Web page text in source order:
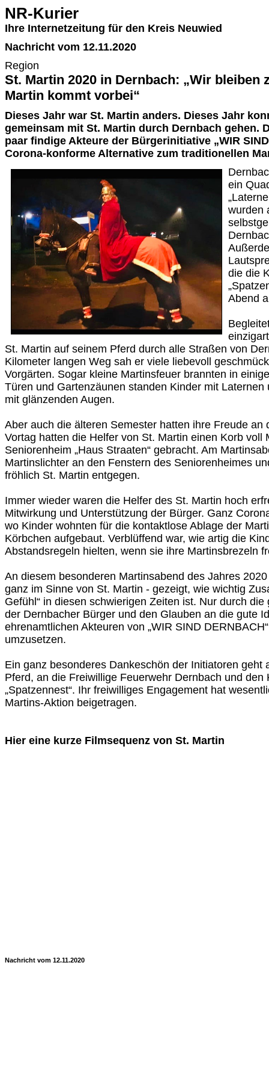
NR-Kurier
Ihre Internetzeitung für den Kreis Neuwied
Nachricht vom 12.11.2020
Region
St. Martin 2020 in Dernbach: „Wir bleiben
Martin kommt vorbei“
Dieses Jahr war St. Martin anders. Dieses Jahr
gemeinsam mit St. Martin durch Dernbach gehen.
paar findige Akteure der Bürgerinitiative „WIR
Corona-konforme Alternative zum traditionellen
ein
wurden
die die
Abend
St. Martin auf seinem Pferd durch alle Straßen von
Kilometer langen Weg sah er viele liebevoll
Vorgärten. Sogar kleine Martinsfeuer brannten in
Türen und Gartenzäunen standen Kinder mit
mit glänzenden Augen.
Aber auch die älteren Semester hatten ihre Freude an
Vortag hatten die Helfer von St. Martin einen Korb voll
Seniorenheim „Haus Straaten“ gebracht. Am
Martinslichter an den Fenstern des Seniorenheimes
fröhlich St. Martin entgegen.
Immer wieder waren die Helfer des St. Martin hoch
Mitwirkung und Unterstützung der Bürger. Ganz
wo Kinder wohnten für die kontaktlose Ablage der
Körbchen aufgebaut. Verblüffend war, wie artig die
Abstandsregeln hielten, wenn sie ihre Martinsbrezeln
An diesem besonderen Martinsabend des Jahres
ganz im Sinne von St. Martin - gezeigt, wie wichtig
Gefühl“ in diesen schwierigen Zeiten ist. Nur durch
der Dernbacher Bürger und den Glauben an die gute
ehrenamtlichen Akteuren von „WIR SIND
umzusetzen.
Ein ganz besonderes Dankeschön der Initiatoren geht
Pferd, an die Freiwillige Feuerwehr Dernbach und den
„Spatzennest“. Ihr freiwilliges Engagement hat
Martins-Aktion beigetragen.
Hier eine kurze Filmsequenz von St. Martin
Nachricht vom 12.11.2020